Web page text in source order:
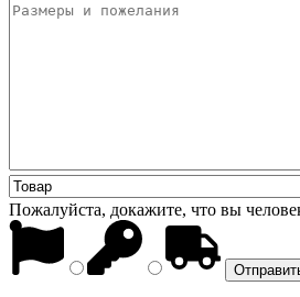
Пожалуйста, докажите, что вы